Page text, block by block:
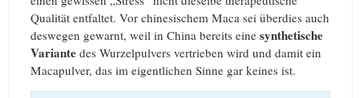
Qualität entfaltet. Vor chinesischem Maca sei überdies auch
deswegen gewarnt, weil in China bereits eine synthetische
Variante des Wurzelpulvers vertrieben wird und damit ein
Macapulver, das im eigentlichen Sinne gar keines ist.